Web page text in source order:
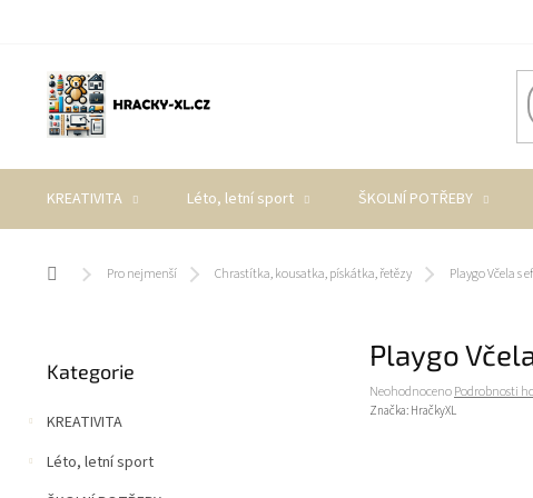
KREATIVITA Léto, letní sport ŠKOLNÍ POTŘEBY
Domů Pro nejmenší Chrastítka, kousatka, pískátka, řetězy Playgo Včela s
s
r
a
kategorie
Kategorie
KREATIVITA
Léto, letní sport
Playgo
Průměrné
hodnocení
NeohodnocenoPodrobnosti
Značka: HračkyXL